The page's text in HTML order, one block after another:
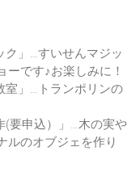
ク」…すいせんマジッ
ーです♪お楽しみに！
室」…トランポリンの
(要申込）」…木の実や
ルのオブジェを作り